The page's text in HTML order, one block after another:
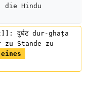
die Hindu
दुर्घट dur-ghaṭa
Stande zu